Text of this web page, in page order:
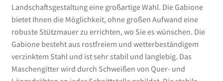
Landschaftsgestaltung eine großartige Wahl. Die Gabione
bietet Ihnen die Möglichkeit, ohne großen Aufwand eine
robuste Stützmauer zu errichten, wo Sie es wünschen. Die
Gabione besteht aus rostfreiem und wetterbeständigem
verzinktem Stahl und ist sehr stabil und langlebig. Das
Maschengitter wird durch Schweißen von Quer- und